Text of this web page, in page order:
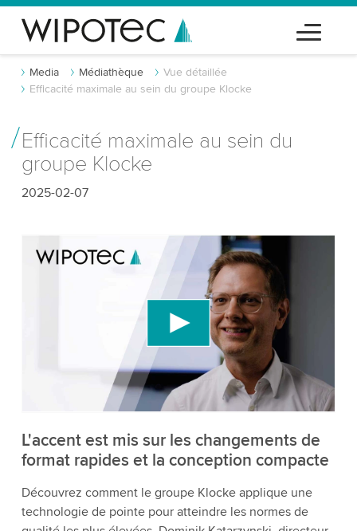
Media Médiathèque
Vue détaillée
Efficacité maximale au sein du groupe Klocke
Efficacité maximale au sein du
groupe Klocke
2025-02-07
Nous avons besoin de votre consentement
pour charger le service vidéo YouTube!
Nous utilisons un service tiers pour intégrer du
contenu vidéo susceptible de collecter des
données sur votre activité. Veuillez consulter les
détails et accepter le service pour regarder cette
L'accent est mis sur les changements de
format rapides et la conception compacte
Découvrez comment le groupe Klocke applique une
technologie de pointe pour atteindre les normes de